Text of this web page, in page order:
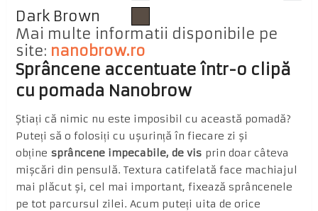
Dark Brown
Mai multe informatii disponibile pe
site: nanobrow.ro
Sprâncene accentuate într-o clipă
cu pomada Nanobrow
Știați că nimic nu este imposibil cu această pomadă?
Puteți să o folosiți cu ușurință în fiecare zi și
obține sprâncene impecabile, de vis prin doar câteva
mișcări din pensulă. Textura catifelată face machiajul
mai plăcut și, cel mai important, fixează sprâncenele
pe tot parcursul zilei. Acum puteți uita de orice